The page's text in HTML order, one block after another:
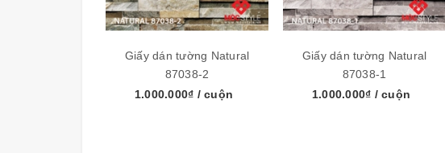
Giấy dán tường Natural
87038-2
1.000.000₫ / cuộn
Giấy dán tường Natural
87038-1
1.000.000₫ / cuộn